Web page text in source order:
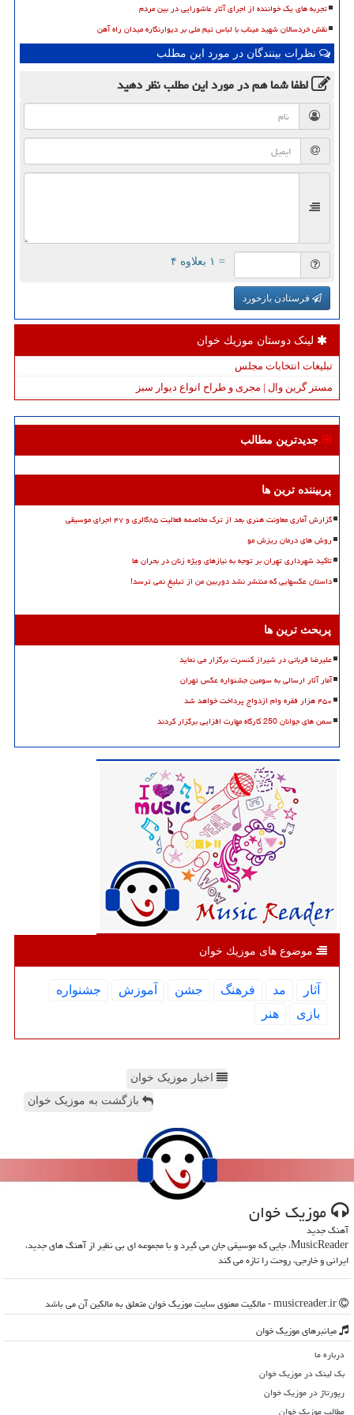
تجربه های یک خواننده از اجرای آثار عاشورایی در بین مردم
نقش خردسالان شهید میناب با لباس تیم ملی بر دیوارنگاره میدان راه آهن
نظرات بینندگان در مورد این مطلب
لطفا شما همدر مورد این مطلبنظر دهید
= ۱ بعلاوه ۴
فرستادن بازخورد
لینک دوستان موزیك خوان
تبلیغات انتخابات مجلس
مستر گرین وال | مجری و طراح انواع دیوار سبز
جدیدترین مطالب
پربیننده ترین ها
گزارش آماری معاونت هنری بعد از ترک مخاصمه فعالیت ۸۵گالری و ۴۷ اجرای موسیقی
روش های درمان ریزش مو
تاکید شهرداری تهران بر توجه به نیازهای ویژه زنان در بحران ها
داستان عکسهایی که منتشر نشد دوربین من از تبلیغ نمی ترسد!
پربحث ترین ها
علیرضا قربانی در شیراز کنسرت برگزار می نماید
آمار آثار ارسالی به سومین جشنواره عکس تهران
۴۵۰ هزار فقره وام ازدواج پرداخت خواهد شد
سمن های جوانان 250 کارگاه مهارت افزایی برگزار کردند
موضوع های موزیك خوان
آثار مد فرهنگ جشن آموزش
جشنواره
بازی
هنر
اخبار موزیک خوان
بازگشت به موزیک خوان
موزیك خوان
آهنگ جدید
MusicReader، جایی که موسیقی جان می گیرد و با مجموعه ای بی نظیر از آهنگ های جدید،
ایرانی و خارجی، روحت را تازه می کند
میانبرهای موزیك خوان
درباره ما
بک لینک در موزیك خوان
رپورتاژ در موزیك خوان
مطالب موزیك خوان